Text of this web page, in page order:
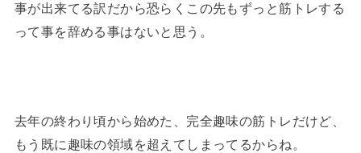
事が出来てる訳だから恐らくこの先もずっと筋トレする
って事を辞める事はないと思う。
去年の終わり頃から始めた、完全趣味の筋トレだけど、
もう既に趣味の領域を超えてしまってるからね。